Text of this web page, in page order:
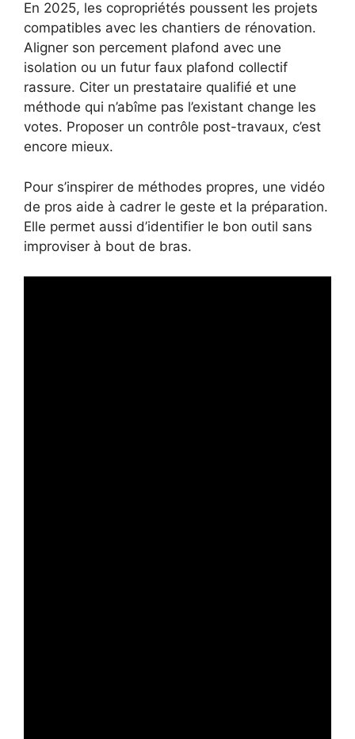
En 2025, les copropriétés poussent les projets
compatibles avec les chantiers de rénovation.
Aligner son percement plafond avec une
isolation ou un futur faux plafond collectif
rassure. Citer un prestataire qualifié et une
méthode qui n’abîme pas l’existant change les
votes. Proposer un contrôle post-travaux, c’est
encore mieux.
Pour s’inspirer de méthodes propres, une vidéo
de pros aide à cadrer le geste et la préparation.
Elle permet aussi d’identifier le bon outil sans
improviser à bout de bras.